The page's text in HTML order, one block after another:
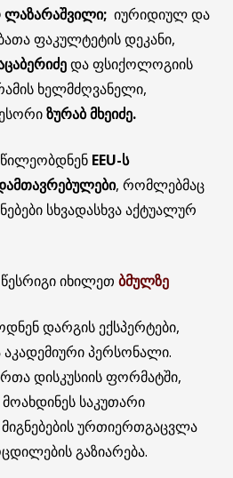
ლაზარაშვილი; იურიდიულ და
ფაკულტეტის დეკანი,
და ფსიქოლოგიის
ხელმძღვანელი,
ზურაბ მხეიძე.
EEU-ს
, რომლებმაც
სხვადასხვა აქტუალურ
იხილეთ ბმულზე
დარგის ექსპერტები,
აკადემიური პერსონალი.
დისკუსიის ფორმატში,
საკუთარი
მიგნებების ურთიერთგაცვლა
გაზიარება.